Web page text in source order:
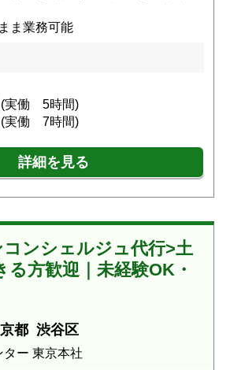
ま業務可能
働 5時間)
働 7時間)
詳細を見る
ンシェルジュ代行>土
る方歓迎｜未経験OK・
都 渋谷区
ター 東京本社